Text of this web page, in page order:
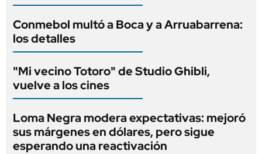
Conmebol multó a Boca y a Arruabarrena:
los detalles
"Mi vecino Totoro" de Studio Ghibli,
vuelve a los cines
Loma Negra modera expectativas: mejoró
sus márgenes en dólares, pero sigue
esperando una reactivación